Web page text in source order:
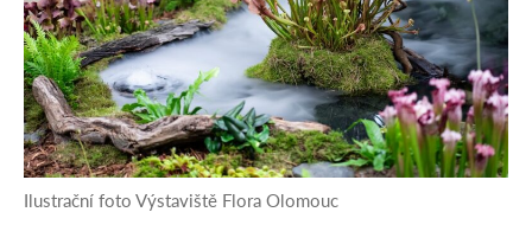
Ilustrační foto Výstaviště Flora Olomouc